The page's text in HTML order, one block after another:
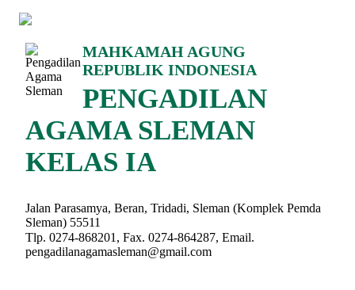
MAHKAMAH AGUNG
REPUBLIK INDONESIA
PENGADILAN
AGAMA SLEMAN
KELAS IA
Jalan Parasamya, Beran, Tridadi, Sleman (Komplek Pemda
Sleman) 55511
Tlp. 0274-868201, Fax. 0274-864287, Email.
pengadilanagamasleman@gmail.com